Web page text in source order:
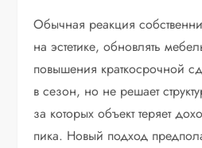
Обычная реакция
на эстетике, обновлять
повышения краткосрочной
в сезон, но не решает
за которых объект теряет
пика. Новый подход